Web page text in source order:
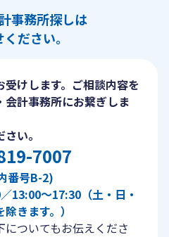
事務所探しは
ださい。
けします。ご相談内容を
計事務所にお繋ぎしま
い。
7007
番号B-2)
13:00〜17:30（土・日・
きます。）
ついてもお伝えくださ